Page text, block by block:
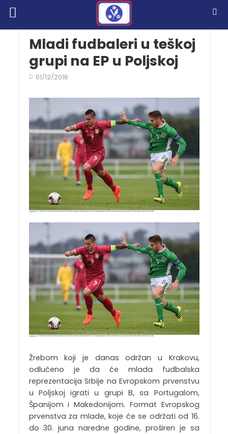
Mladi fudbaleri u teškoj
grupi na EP u Poljskoj
01/12/2016
Žrebom koji je danas održan u Krakovu,
odlučeno je da će mlada fudbalska
reprezentacija Srbije na Evropskom prvenstvu
u Poljskoj igrati u grupi B, sa Portugalom,
Španijom i Makedonijom. Format Evropskog
prvenstva za mlade, koje će se održati od 16.
do 30. juna naredne godine, proširen je sa